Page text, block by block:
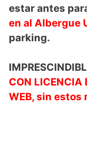
estar antes
en al Albergue
parking.
CON LICENCIA
WEB, sin